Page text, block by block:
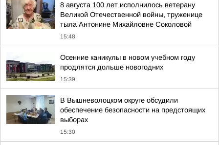
8 августа 100 лет исполнилось ветерану
Великой Отечественной войны, труженице
тыла Антонине Михайловне Соколовой
15:48
Осенние каникулы в новом учебном году
продлятся дольше новогодних
15:39
В Вышневолоцком округе обсудили
обеспечение безопасности на предстоящих
выборах
15:30